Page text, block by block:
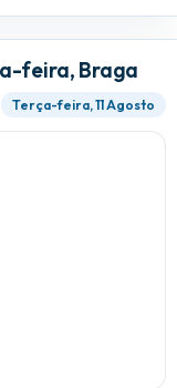
feira, Braga
Terça-feira, 11 Agosto